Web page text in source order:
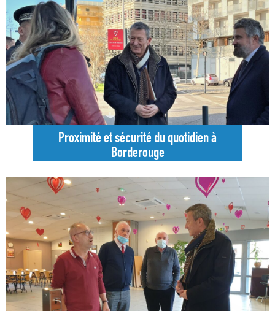
Proximité et sécurité du quotidien à
Borderouge